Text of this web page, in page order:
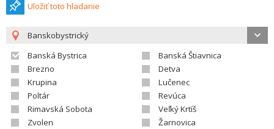
Uložiť toto hladanie
Banskobystrický
Banská Bystrica
Banská Štiavnica
Brezno
Detva
Krupina
Lučenec
Poltár
Revúca
Rimavská Sobota
Veľký Krtíš
Zvolen
Žarnovica